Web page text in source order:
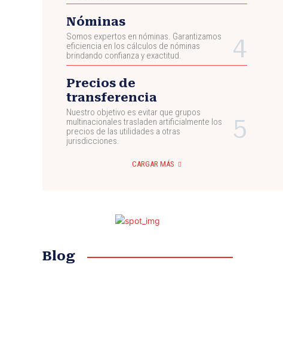
Nóminas
Somos expertos en nóminas. Garantizamos
eficiencia en los cálculos de nóminas
brindando confianza y exactitud.
Precios de
transferencia
Nuestro objetivo es evitar que grupos
multinacionales trasladen artificialmente los
precios de las utilidades a otras
jurisdicciones.
CARGAR MÁS
Blog